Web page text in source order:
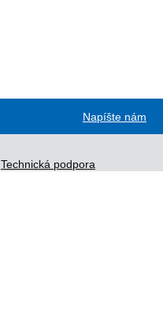
Napíšte nám
Technická podpora